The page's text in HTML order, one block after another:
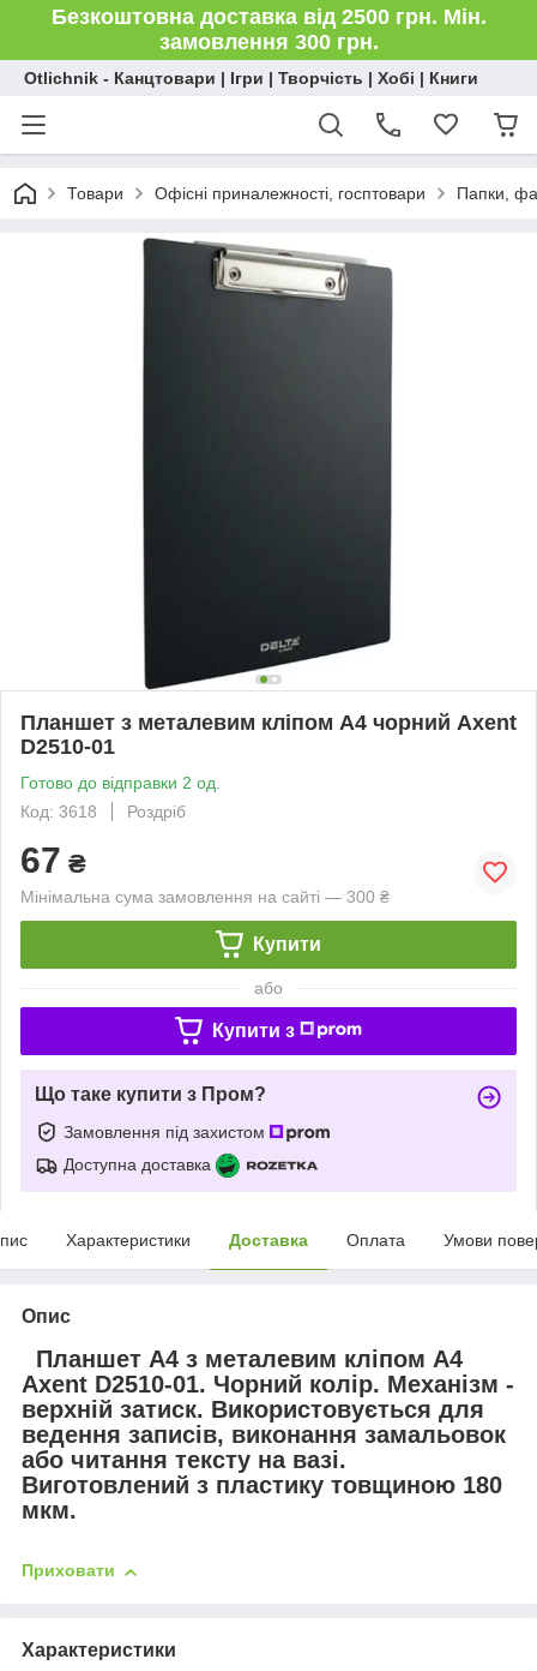
Безкоштовна доставка від 2500 грн. Мін.
замовлення 300 грн.
Otlichnik - Канцтовари | Ігри | Творчість | Хобі | Книги
Товари Офісні приналежності, госптовари Папки,
Планшет з металевим кліпом А4 чорний Axent
D2510-01
Готово до відправки 2 од.
Код: 3618
Роздріб
67 ₴
Мінімальна сума замовлення на сайті — 300 ₴
Купити
або
Купити з
Що таке купити з Пром?
Замовлення під захистом
Доступна доставка
Характеристики Доставка Оплата Умови
Опис
Планшет А4 з металевим кліпом А4
Axent D2510-01. Чорний колір. Механізм -
верхній затиск. Використовується для
ведення записів, виконання замальовок
або читання тексту на вазі.
Виготовлений з пластику товщиною 180
мкм.
Приховати
Характеристики